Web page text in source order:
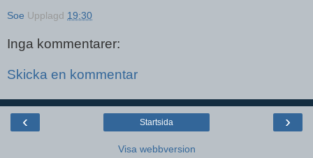
Soe Upplagd 19:30
Inga kommentarer:
Skicka en kommentar
‹ ›
Startsida
Visa webbversion